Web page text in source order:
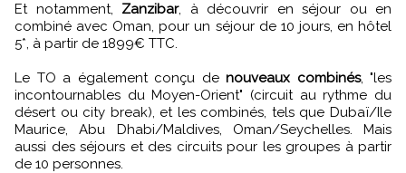
Et notamment, Zanzibar, à découvrir en séjour ou en
combiné avec Oman, pour un séjour de 10 jours, en hôtel
5*, à partir de 1899€ TTC.
Le TO a également conçu de nouveaux combinés, "les
incontournables du Moyen-Orient" (circuit au rythme du
désert ou city break), et les combinés, tels que Dubaï/Ile
Maurice, Abu Dhabi/Maldives, Oman/Seychelles. Mais
aussi des séjours et des circuits pour les groupes à partir
de 10 personnes.